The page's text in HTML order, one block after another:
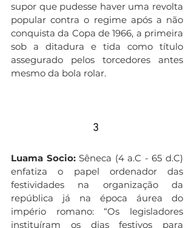
supor que pudesse haver uma revolta
popular contra o regime após a não
conquista da Copa de 1966, a primeira
sob a ditadura e tida como título
assegurado pelos torcedores antes
mesmo da bola rolar.
3
Luama Socio: Sêneca (4 a.C - 65 d.C)
enfatiza o papel ordenador das
festividades na organização da
república já na época áurea do
império romano: “Os legisladores
instituíram os dias festivos para